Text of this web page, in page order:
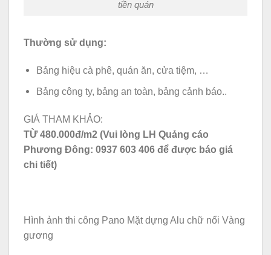
tiền quán
Thường sử dụng:
Bảng hiệu cà phê, quán ăn, cửa tiệm, …
Bảng công ty, bảng an toàn, bảng cảnh báo..
GIÁ THAM KHẢO:
TỪ 480.000đ/m2 (Vui lòng LH Quảng cáo
Phương Đông: 0937 603 406 để được báo giá
chi tiết)
Hình ảnh thi công Pano Mặt dựng Alu chữ nổi Vàng
gương